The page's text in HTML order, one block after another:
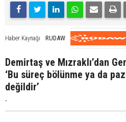
Haber Kaynağı RUDAW
Demirtaş ve Mızraklı’dan
‘Bu süreç bölünme ya da
değildir’
.